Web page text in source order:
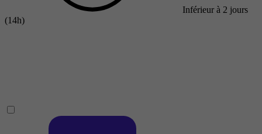
Inférieur à 2 jours
(14h)